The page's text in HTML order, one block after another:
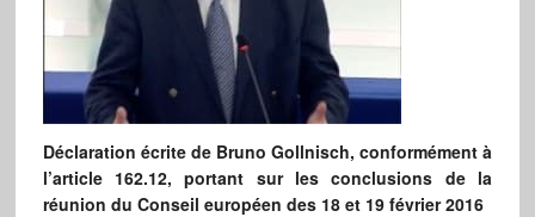
Déclaration écrite de Bruno Gollnisch, conformément à
l’article 162.12, portant sur les conclusions de la
réunion du Conseil européen des 18 et 19 février 2016